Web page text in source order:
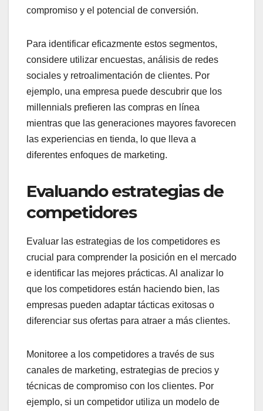
compromiso y el potencial de conversión.
Para identificar eficazmente estos segmentos,
considere utilizar encuestas, análisis de redes
sociales y retroalimentación de clientes. Por
ejemplo, una empresa puede descubrir que los
millennials prefieren las compras en línea
mientras que las generaciones mayores favorecen
las experiencias en tienda, lo que lleva a
diferentes enfoques de marketing.
Evaluando estrategias de
competidores
Evaluar las estrategias de los competidores es
crucial para comprender la posición en el mercado
e identificar las mejores prácticas. Al analizar lo
que los competidores están haciendo bien, las
empresas pueden adaptar tácticas exitosas o
diferenciar sus ofertas para atraer a más clientes.
Monitoree a los competidores a través de sus
canales de marketing, estrategias de precios y
técnicas de compromiso con los clientes. Por
ejemplo, si un competidor utiliza un modelo de